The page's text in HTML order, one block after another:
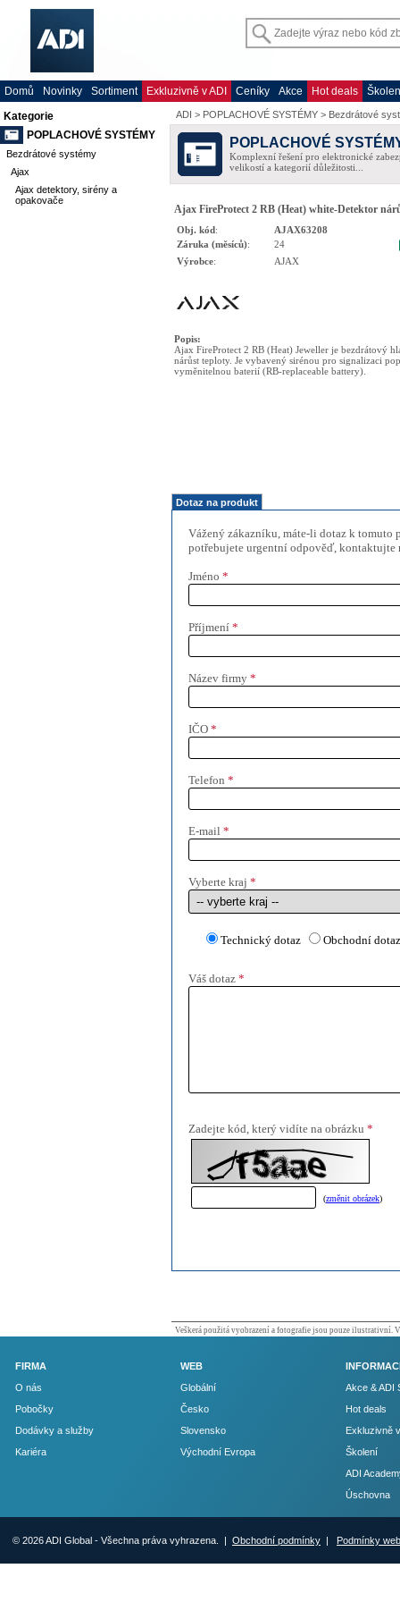
Domů Novinky Sortiment Exkluzivně v ADI Ceníky Akce Hot deals
Kategorie
POPLACHOVÉ SYSTÉMY
Bezdrátové systémy
Ajax
Ajax detektory, sirény a
opakovače
ADI > POPLACHOVÉ SYSTÉMY > Bezdrátové
POPLACHOVÉ
Komplexní řešení pro elektronické
velikostí a kategorií důležitosti...
Ajax FireProtect 2 RB (Heat) white-Detektor
Obj. kód:
AJAX63208
Záruka (měsíců):
24
Výrobce: AJAX
Popis:
Ajax FireProtect 2 RB (Heat) Jeweller je bezdrátový
nárůst teploty. Je vybavený sirénou pro signalizaci
vyměnitelnou baterií (RB-replaceable battery).
Dotaz na produkt
Veškerá použitá vyobrazení a fotografie jsou pouze ilustrativní.
FIRMA
O nás
Pobočky
Dodávky a služby
Kariéra
WEB
Globální
Česko
Slovensko
Východní Evropa
Akce & ADI
Hot deals
Exkluzivně
Školení
ADI
Úschovna
© 2026 ADI Global - Všechna práva vyhrazena. | Obchodní podmínky | Podmínky